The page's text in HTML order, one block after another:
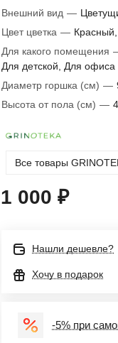
Внешний вид —
Цвет цветка —
Для какого помещения
Для детской, Для офиса
Диаметр горшка (см) —
Высота от пола (см) —
Все товары
1 000 ₽
Нашли дешевле?
Хочу в подарок
-5% при